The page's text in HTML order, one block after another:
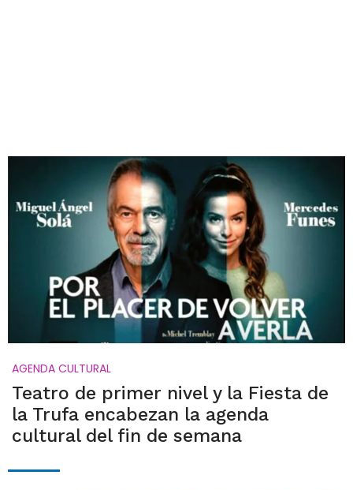
AGENDA CULTURAL
Teatro de primer nivel y la Fiesta de
la Trufa encabezan la agenda
cultural del fin de semana